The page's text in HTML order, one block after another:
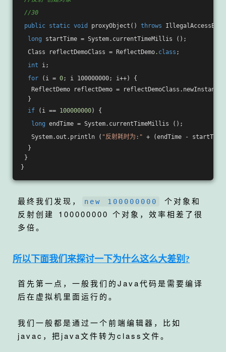
//30
public static void proxyObject () throws
long startTime = System.currentTimeMillis ();
Class reflectDemoClass = ReflectDemo. class ;
int i;
for (i = 0; i 100000000; i++) {
ReflectDemo reflectDemo =
}
if (i == 100000000) {
long endTime = System.currentTimeMillis ();
System.out.println ( "反射耗时为:" + (endTime -
}
}
最终我们发现， new 100000000
个对象和
反射创建 100000000 个对象，效率相差了很
多倍。
所以下面我们来探讨一下为什么这么大差别?
首先第一点，一般我们的Java代码是需要编译
后在虚拟机里面运行的。
我们一般都是通过一个前端编辑器，比如
javac，把java文件转为class文件。